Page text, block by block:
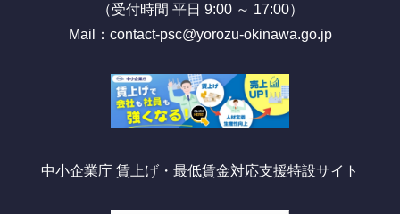
（受付時間 平日 9:00 ～ 17:00）
Mail：contact-psc@yorozu-okinawa.go.jp
中小企業庁 賃上げ・最低賃金対応支援特設サイト